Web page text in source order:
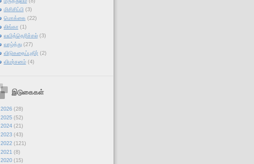
மிசிசிப்பி (3)
மொக்கை (22)
லிங்கா (1)
வயித்தெரிச்சல் (3)
வாழ்த்து (27)
விடுகதைப்புதிர் (2)
விமர்சனம் (4)
இடுகைகள்
2026 (28)
2025 (52)
2024 (21)
2023 (43)
2022 (121)
2021 (8)
2020 (15)